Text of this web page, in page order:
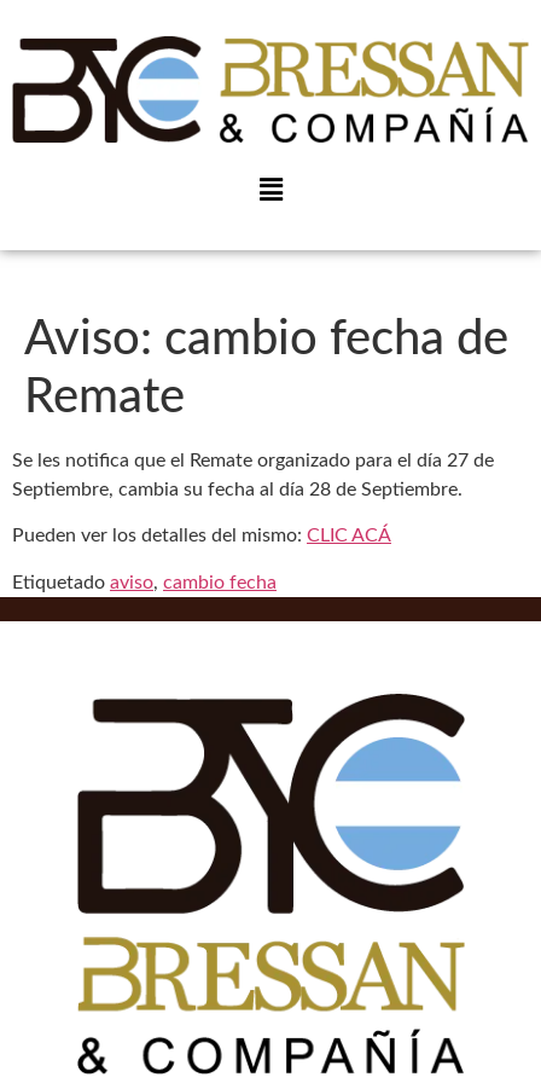
Aviso: cambio fecha de
Remate
Se les notifica que el Remate organizado para el día 27 de
Septiembre, cambia su fecha al día 28 de Septiembre.
Pueden ver los detalles del mismo: CLIC ACÁ
Etiquetado aviso, cambio fecha